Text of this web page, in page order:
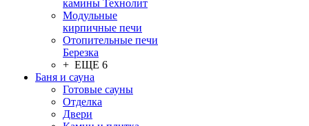
камины Технолит
Модульные
кирпичные печи
Отопительные печи
Березка
+ ЕЩЕ 6
Баня и сауна
Готовые сауны
Отделка
Двери